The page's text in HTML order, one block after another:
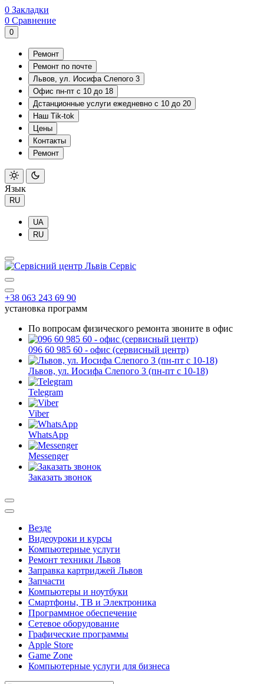
0 Закладки
0 Сравнение
0
Ремонт
Ремонт по почте
Львов, ул. Иосифа Слепого 3
Офис пн-пт с 10 до 18
Дстанционные услуги ежедневно с 10 до 20
Наш Tik-tok
Цены
Контакты
Ремонт
Язык
RU
UA
RU
+38 063 243 69 90
установка программ
По вопросам физического ремонта звоните в офис
096 60 985 60 - офис (сервисный центр)
Львов, ул. Иосифа Слепого 3 (пн-пт с 10-18)
Telegram
Viber
WhatsApp
Messenger
Заказать звонок
Везде
Видеоуроки и курсы
Компьютерные услуги
Ремонт техники Львов
Заправка картриджей Львов
Запчасти
Компьютеры и ноутбуки
Смартфоны, ТВ и Электроника
Программное обеспечение
Сетевое оборудование
Графические программы
Apple Store
Game Zone
Компьютерные услуги для бизнеса